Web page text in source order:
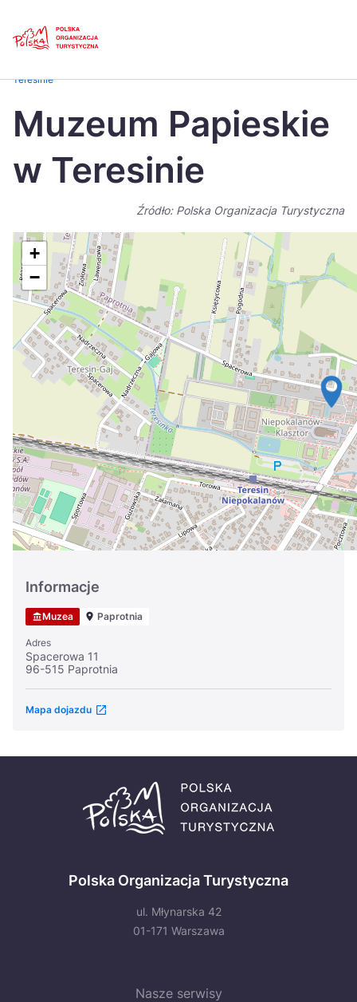
Česká 中国
Dansk
Italiano
Nederlands 日本
Português
Suomi
Україна
Teresinie
Muzeum Papieskie
w Teresinie
Źródło: Polska Organizacja Turystyczna
+
−
Informacje
Muzea Paprotnia
Adres
Spacerowa 11
96-515 Paprotnia
Mapa dojazdu
Polska Organizacja Turystyczna
ul. Młynarska 42
01-171 Warszawa
Nasze serwisy